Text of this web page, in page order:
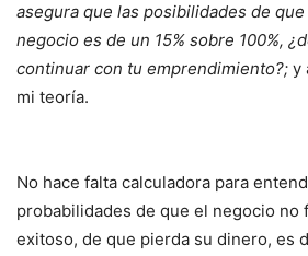
asegura que las posibilidades de
negocio es de un 15% sobre 100%,
continuar con tu emprendimiento?; y
mi teoría.
No hace falta calculadora para
probabilidades de que el negocio no
exitoso, de que pierda su dinero, es